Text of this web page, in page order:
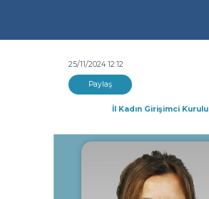
25/11/2024 12:12
Paylaş
İl Kadın Girişimci Kurulu